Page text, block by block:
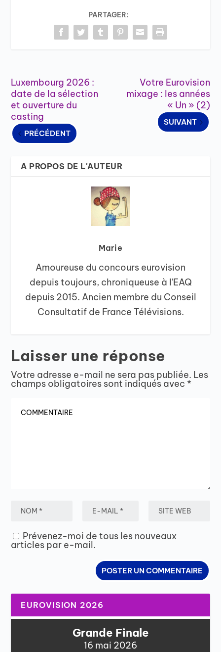
PARTAGER:
Luxembourg 2026 :
date de la sélection
et ouverture du
casting
PRÉCÉDENT
Votre Eurovision
mixage : les années
« Un » (2)
SUIVANT
A PROPOS DE L'AUTEUR
Marie
Amoureuse du concours eurovision
depuis toujours, chroniqueuse à l'EAQ
depuis 2015. Ancien membre du Conseil
Consultatif de France Télévisions.
Laisser une réponse
Votre adresse e-mail ne sera pas publiée. Les
champs obligatoires sont indiqués avec *
Prévenez-moi de tous les nouveaux
articles par e-mail.
EUROVISION 2026
Grande Finale
16 mai 2026